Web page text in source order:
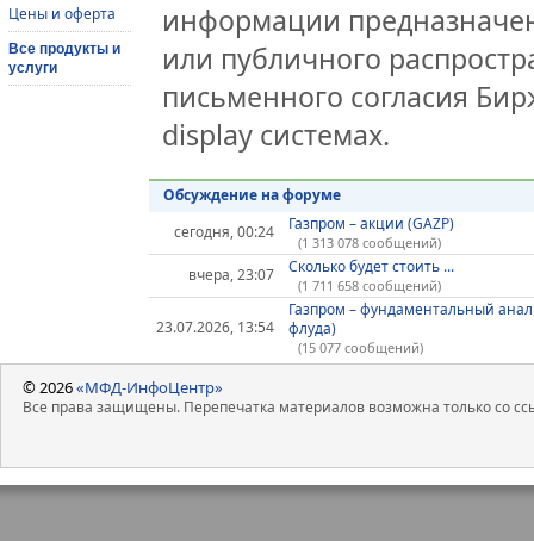
Цены и оферта
Все продукты и
услуги
информации
или публичного
письменного согласия
display системах.
Обсуждение на форуме
сегодня, 00:24
Газпром – акции (GAZP)
(1 313 078 сообщений)
вчера, 23:07 Сколько будет стоить ...
(1 711 658 сообщений)
23.07.2026, 13:54
Газпром – фундаментальный
флуда)
(15 077 сообщений)
© 2026«МФД-ИнфоЦентр»
Все права защищены. Перепечатка материалов возможна только со